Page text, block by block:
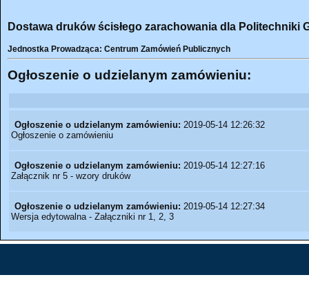
Dostawa druków ścisłego zarachowania dla Politechniki
Jednostka Prowadząca: Centrum Zamówień Publicznych
Ogłoszenie o udzielanym zamówieniu:
Ogłoszenie o udzielanym zamówieniu: 2019-05-14 12:26:32
Ogłoszenie o zamówieniu
Ogłoszenie o udzielanym zamówieniu: 2019-05-14 12:27:16
Załącznik nr 5 - wzory druków
Ogłoszenie o udzielanym zamówieniu: 2019-05-14 12:27:34
Wersja edytowalna - Załączniki nr 1, 2, 3